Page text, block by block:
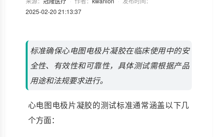
2025-02-20 21:13:37
标准确保心电图电极片凝胶在临床使用中的安
全性、有效性和可靠性，具体测试需根据产品
用途和法规要求进行。
心电图电极片凝胶的测试标准通常涵盖以下几
个方面：